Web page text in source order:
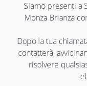
Siamo presenti a
Monza Brianza
Dopo la tua
contatterà,
risolvere